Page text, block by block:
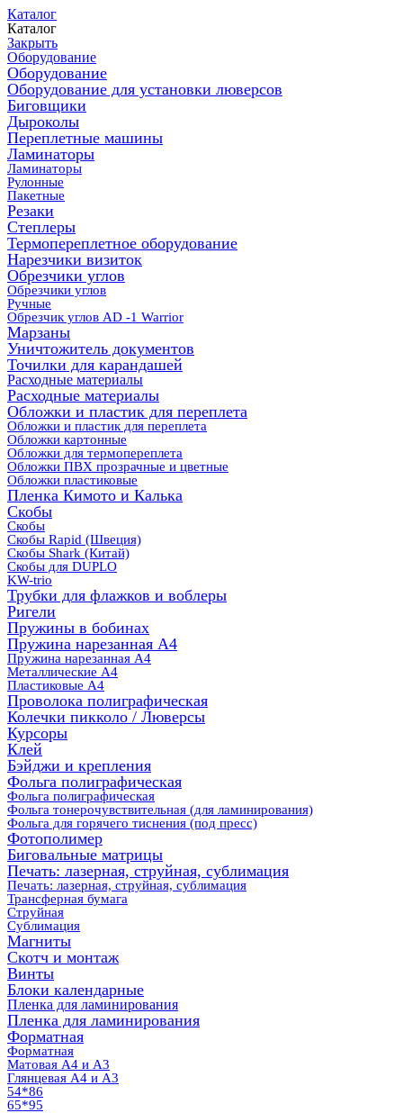
Каталог
Каталог
Закрыть
Оборудование
Оборудование
Оборудование для установки люверсов
Биговщики
Дыроколы
Переплетные машины
Ламинаторы
Ламинаторы
Рулонные
Пакетные
Резаки
Степлеры
Термопереплетное оборудование
Нарезчики визиток
Обрезчики углов
Обрезчики углов
Ручные
Обрезчик углов AD -1 Warrior
Марзаны
Уничтожитель документов
Точилки для карандашей
Расходные материалы
Расходные материалы
Обложки и пластик для переплета
Обложки и пластик для переплета
Обложки картонные
Обложки для термопереплета
Обложки ПВХ прозрачные и цветные
Обложки пластиковые
Пленка Кимото и Калька
Скобы
Скобы
Скобы Rapid (Швеция)
Скобы Shark (Китай)
Скобы для DUPLO
KW-trio
Трубки для флажков и воблеры
Ригели
Пружины в бобинах
Пружина нарезанная А4
Пружина нарезанная А4
Металлические А4
Пластиковые А4
Проволока полиграфическая
Колечки пикколо / Люверсы
Курсоры
Клей
Бэйджи и крепления
Фольга полиграфическая
Фольга полиграфическая
Фольга тонерочувствительная (для ламинирования)
Фольга для горячего тиснения (под пресс)
Фотополимер
Биговальные матрицы
Печать: лазерная, струйная, сублимация
Печать: лазерная, струйная, сублимация
Трансферная бумага
Струйная
Сублимация
Магниты
Скотч и монтаж
Винты
Блоки календарные
Пленка для ламинирования
Пленка для ламинирования
Форматная
Форматная
Матовая А4 и А3
Глянцевая А4 и А3
54*86
65*95